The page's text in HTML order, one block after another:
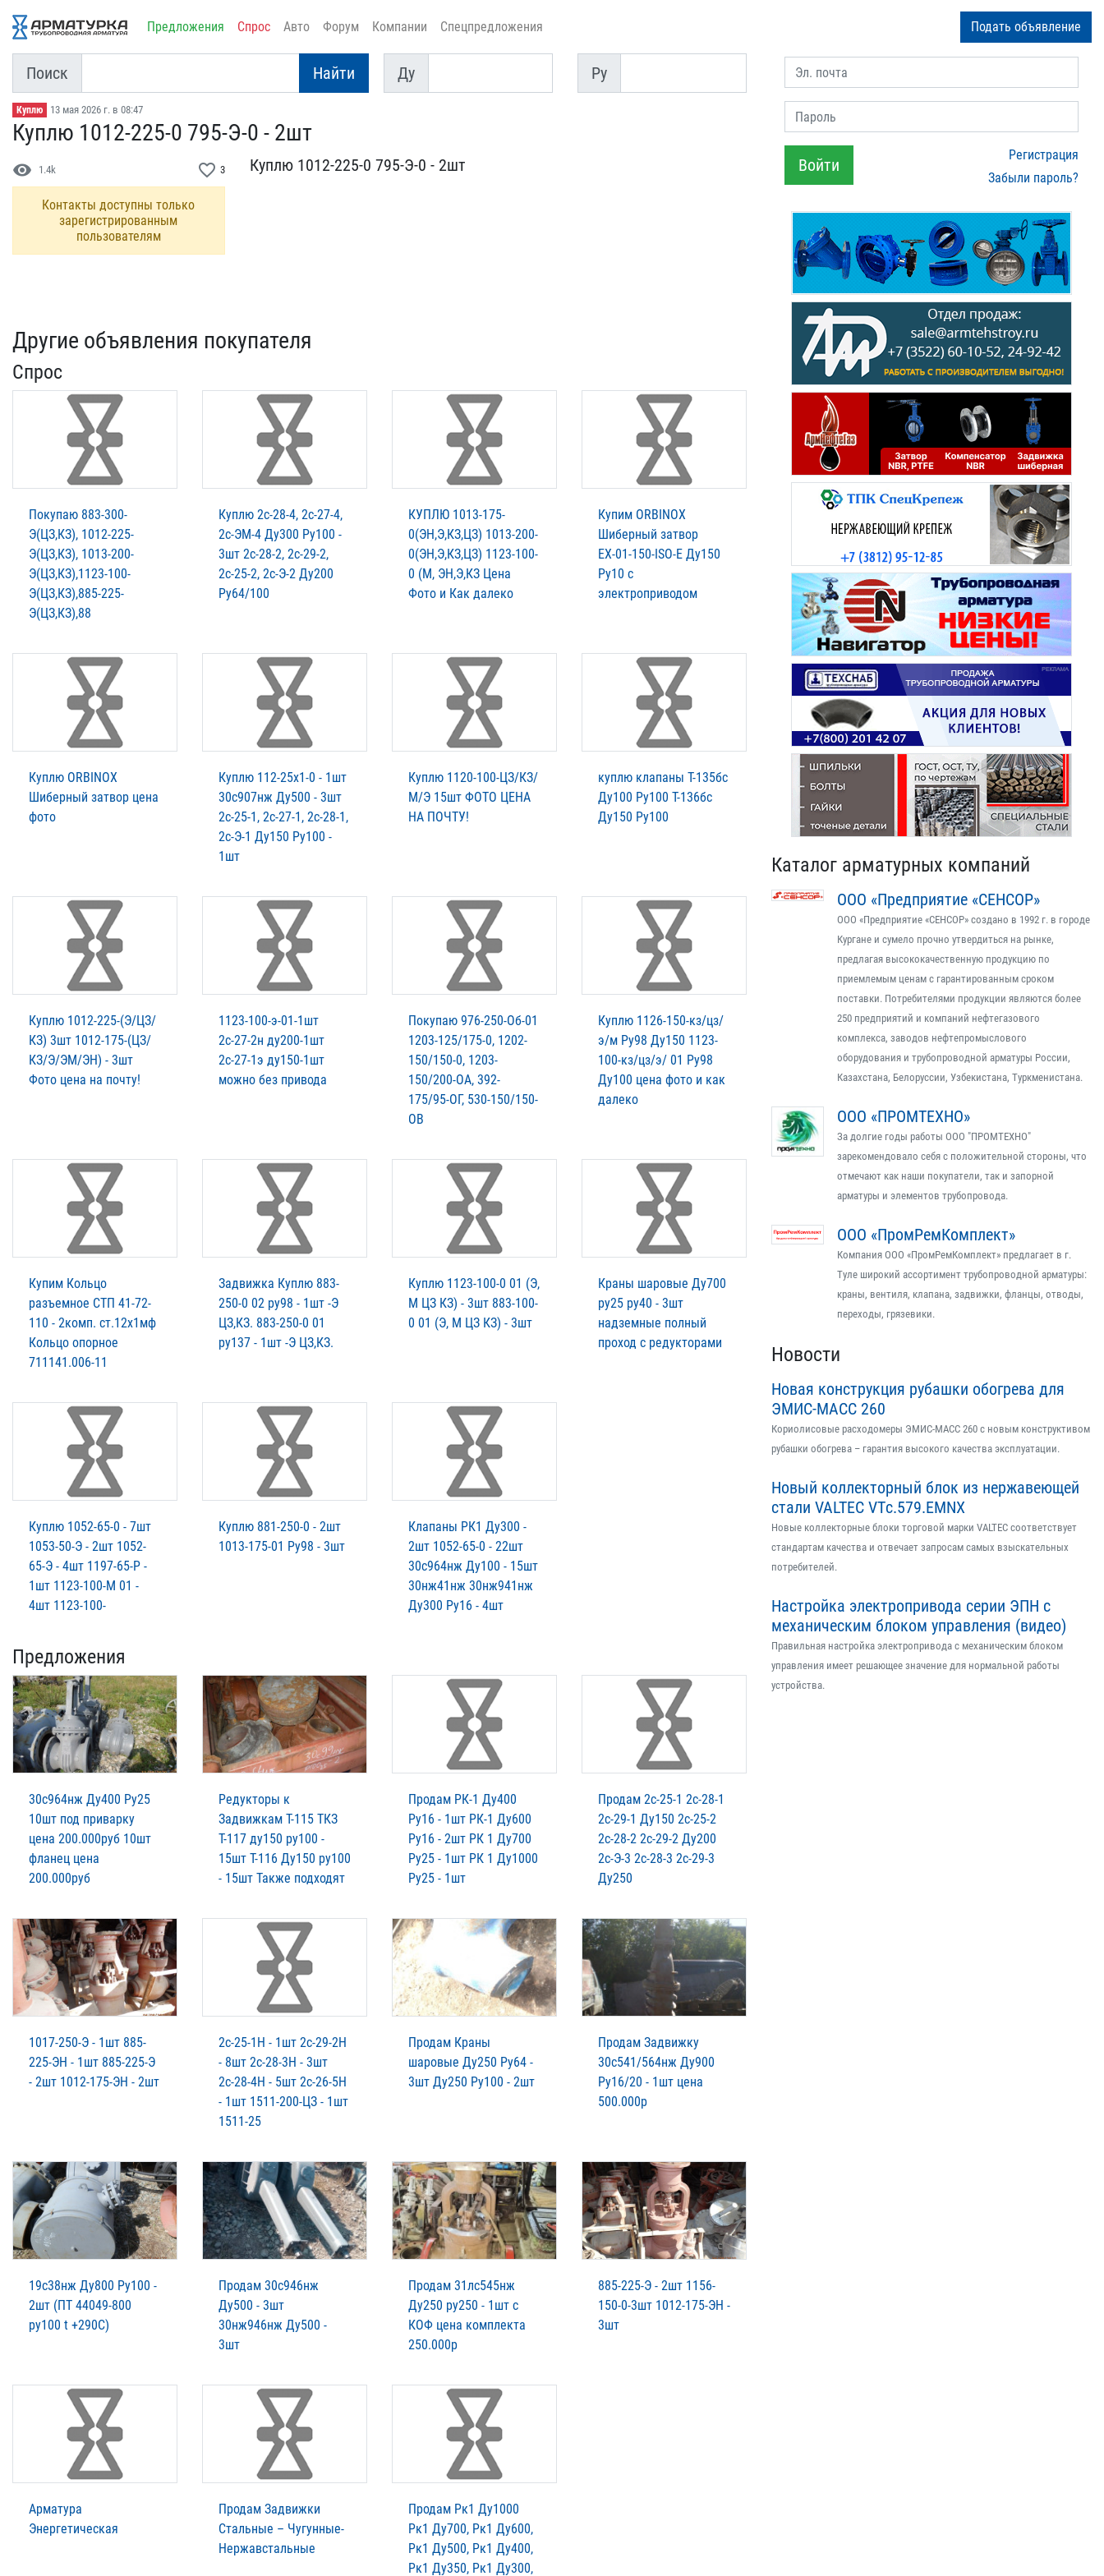
Предложения Спрос Авто Форум Компании Спецпредложения Подать объявление
Поиск Найти
Ду
Ду
Py
Py
Куплю 13 мая 2026 г. в 08:47
Куплю 1012-225-0 795-Э-0​ - 2шт
visibility 1.4k favorite_border 3
Контакты доступны только
зарегистрированным
пользователям
Куплю 1012-225-0 795-Э-0​ - 2шт
Другие объявления покупателя
Спрос
Покупаю 883-300-
Э(ЦЗ,КЗ), 1012-225-
Э(ЦЗ,КЗ), 1013-200-
Э(ЦЗ,КЗ),1123-100-
Э(ЦЗ,КЗ),885-225-
Э(ЦЗ,КЗ),88
Куплю 2с-28-4, 2с-27-4,
2с-ЭМ-4 Ду300 Ру100 -
3шт 2с-28-2, 2с-29-2,
2с-25-2, 2с-Э-2 Ду200
Ру64/100
КУПЛЮ 1013-175-
0(ЭН,Э,КЗ,ЦЗ) 1013-200-
0(ЭН,Э,КЗ,ЦЗ) 1123-100-
0 (М, ЭН,Э,КЗ Цена
Фото и Как далеко
Купим ORBINOX
Шиберный затвор
ЕХ-01-150-ISO-E Ду150
Ру10 с
электроприводом
Куплю ORBINOX
Шиберный затвор цена
фото
Куплю 112-25х1-0 - 1шт
30с907нж Ду500 - 3шт
2с-25-1, 2с-27-1, 2с-28-1,
2с-Э-1 Ду150 Ру100 -
1шт
Куплю 1120-100-ЦЗ/КЗ/
М/Э 15шт ФОТО ЦЕНА
НА ПОЧТУ!
куплю клапаны Т-135бс
Ду100 Ру100 Т-136бс
Ду150 Ру100
Куплю 1012-225-(Э/ЦЗ/
КЗ) 3шт 1012-175-(ЦЗ/
КЗ/Э/ЭМ/ЭН) - 3шт
Фото цена на почту!
1123-100-э-01-1шт
2с-27-2н ду200-1шт
2с-27-1э ду150-1шт
можно без привода
Покупаю 976-250-Об-01
1203-125/175-0, 1202-
150/150-0, 1203-
150/200-ОА, 392-
175/95-ОГ, 530-150/150-
ОВ
Куплю 1126-150-кз/цз/
э/м Ру98 Ду150 1123-
100-кз/цз/э/ 01 Ру98
Ду100 цена фото и как
далеко
Купим Кольцо
разъемное СТП 41-72-
110 - 2комп. ст.12х1мф
Кольцо опорное
711141.006-11
Задвижка Куплю 883-
250-0 02 ру98 - 1шт -Э
ЦЗ,КЗ. 883-250-0 01
ру137 - 1шт -Э ЦЗ,КЗ.
Куплю 1123-100-0 01 (Э,
М ЦЗ КЗ) - 3шт 883-100-
0 01 (Э, М ЦЗ КЗ) - 3шт
Краны шаровые Ду700
ру25 ру40 - 3шт
надземные полный
проход с редукторами
Куплю 1052-65-0 - 7шт
1053-50-Э - 2шт 1052-
65-Э - 4шт 1197-65-Р -
1шт 1123-100-М 01 -
4шт 1123-100-
Куплю 881-250-0 - 2шт
1013-175-01 Ру98 - 3шт
Клапаны РК1 Ду300 -
2шт 1052-65-0 - 22шт
30с964нж Ду100 - 15шт
30нж41нж 30нж941нж
Ду300 Ру16 - 4шт
Предложения
30с964нж Ду400 Ру25
10шт под приварку
цена 200.000руб 10шт
фланец цена
200.000руб
Редукторы к
Задвижкам Т-115 ТКЗ
Т-117 ду150 ру100 -
15шт Т-116 Ду150 ру100
- 15шт Также подходят
Продам РК-1 Ду400
Ру16 - 1шт РК-1 Ду600
Ру16 - 2шт РК 1 Ду700
Ру25 - 1шт РК 1 Ду1000
Ру25 - 1шт
Продам 2с-25-1 2с-28-1
2с-29-1 Ду150 2с-25-2
2с-28-2 2с-29-2 Ду200
2с-Э-3 2с-28-3 2с-29-3
Ду250
1017-250-Э - 1шт 885-
225-ЭН - 1шт 885-225-Э
- 2шт 1012-175-ЭН - 2шт
2с-25-1Н - 1шт 2с-29-2Н
- 8шт 2с-28-3Н - 3шт
2с-28-4Н - 5шт 2с-26-5Н
- 1шт 1511-200-ЦЗ - 1шт
1511-25
Продам Краны
шаровые Ду250 Ру64 -
3шт Ду250 Ру100 - 2шт
Продам Задвижку
30с541/564нж Ду900
Ру16/20 - 1шт цена
500.000р
19с38нж Ду800 Ру100 -
2шт (ПТ 44049-800
ру100 t +290C)
Продам 30с946нж
Ду500 - 3шт
30нж946нж Ду500 -
3шт
Продам 31лс545нж
Ду250 ру250 - 1шт с
КОФ цена комплекта
250.000р
885-225-Э - 2шт 1156-
150-0-3шт 1012-175-ЭН -
3шт
Арматура
Энергетическая
Продам Задвижки
Стальные – Чугунные-
Нержавстальные
Продам Рк1 Ду1000
Рк1 Ду700, Рк1 Ду600,
Рк1 Ду500, Рк1 Ду400,
Рк1 Ду350, Рк1 Ду300,
Эл. почта
Пароль
Войти
Регистрация
Забыли пароль?
Каталог арматурных компаний
ООО «Предприятие «СЕНСОР»
ООО «Предприятие «СЕНСОР» создано в 1992 г. в городе
Кургане и сумело прочно утвердиться на рынке,
предлагая высококачественную продукцию по
приемлемым ценам с гарантированным сроком
поставки. Потребителями продукции являются более
250 предприятий и компаний нефтегазового
комплекса, заводов нефтепромыслового
оборудования и трубопроводной арматуры России,
Казахстана, Белоруссии, Узбекистана, Туркменистана.
ООО «ПРОМТЕХНО»
За долгие годы работы ООО "ПРОМТЕХНО"
зарекомендовало себя с положительной стороны, что
отмечают как наши покупатели, так и запорной
арматуры и элементов трубопровода.
ООО «ПромРемКомплект»
Компания ООО «ПромРемКомплект» предлагает в г.
Туле широкий ассортимент трубопроводной арматуры:
краны, вентиля, клапана, задвижки, фланцы, отводы,
переходы, грязевики.
Новости
Новая конструкция рубашки обогрева для
ЭМИС-МАСС 260
Кориолисовые расходомеры ЭМИС-МАСС 260 с новым конструктивом
рубашки обогрева – гарантия высокого качества эксплуатации.
Новый коллекторный блок из нержавеющей
стали VALTEC VTс.579.EMNX
Новые коллекторные блоки торговой марки VALTEC соответствует
стандартам качества и отвечает запросам самых взыскательных
потребителей.
Настройка электропривода серии ЭПН с
механическим блоком управления (видео)
Правильная настройка электропривода с механическим блоком
управления имеет решающее значение для нормальной работы
устройства.